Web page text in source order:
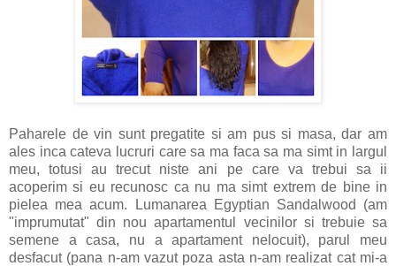
Paharele de vin sunt pregatite si am pus si masa, dar am
ales inca cateva lucruri care sa ma faca sa ma simt in largul
meu, totusi au trecut niste ani pe care va trebui sa ii
acoperim si eu recunosc ca nu ma simt extrem de bine in
pielea mea acum. Lumanarea Egyptian Sandalwood (am
"imprumutat" din nou apartamentul vecinilor si trebuie sa
semene a casa, nu a apartament nelocuit), parul meu
desfacut (pana n-am vazut poza asta n-am realizat cat mi-a